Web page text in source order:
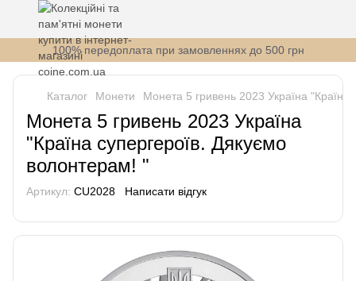
100% передоплата при замовленнях до 500 грн
Каталог Монети Монета 5 гривень 2023 Україна
Монета 5 гривень 2023 Україна
"Країна супергероїв. Дякуємо
волонтерам! "
Артикул: СU2028 Написати відгук